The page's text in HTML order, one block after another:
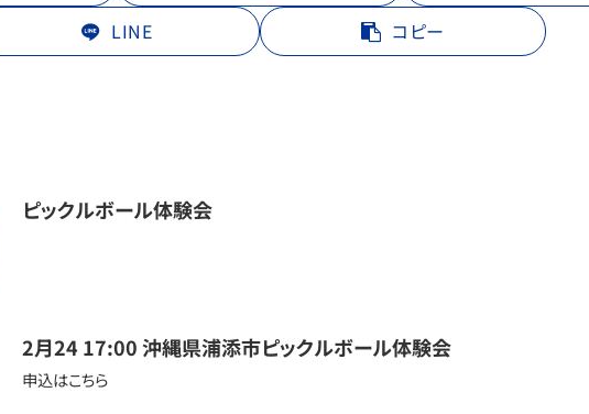
LINE
コピー
ピックルボール体験会
2月24 17:00 沖縄県浦添市ピックルボール体験会
申込はこちら